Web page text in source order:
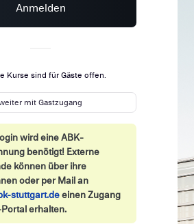
Anmelden
Kurse sind für Gäste offen.
mit Gastzugang
wird eine ABK-
benötigt! Externe
können über ihre
oder per Mail an
stuttgart.deeinen Zugang
erhalten.